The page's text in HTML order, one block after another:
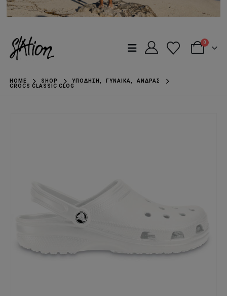
0
HOME SHOP ΥΠΌΔΗΣΗ, ΓΥΝΑΊΚΑ,
ΆΝΔΡΑΣ
CROCS CLASSIC CLOG